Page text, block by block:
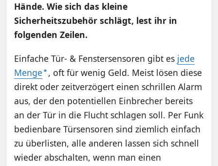
Hände. Wie sich das kleine
Sicherheitszubehör schlägt, lest ihr in
folgenden Zeilen.
Einfache Tür- & Fenstersensoren gibt es jede
Menge , oft für wenig Geld. Meist lösen diese
direkt oder zeitverzögert einen schrillen Alarm
aus, der den potentiellen Einbrecher bereits
an der Tür in die Flucht schlagen soll. Per Funk
bedienbare Türsensoren sind ziemlich einfach
zu überlisten, alle anderen lassen sich schnell
wieder abschalten, wenn man einen